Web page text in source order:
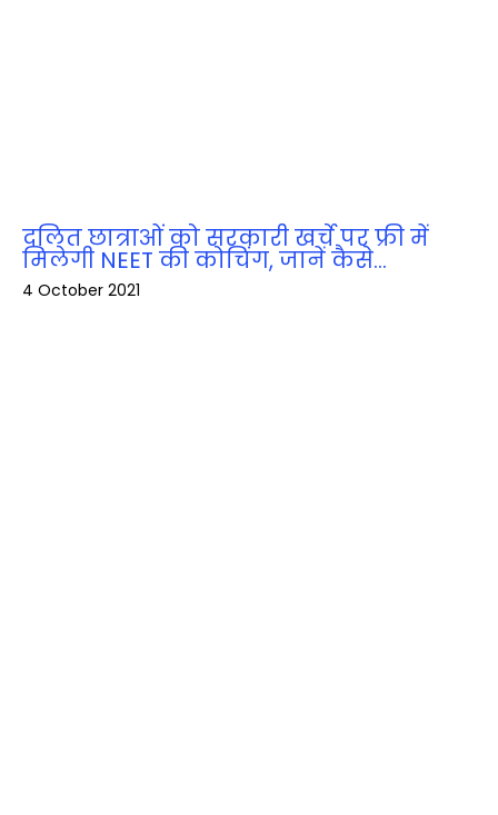
दलित छात्राओं को सरकारी खर्चे पर फ्री में
मिलेगी NEET की कोचिंग, जानें कैसे…
4 October 2021